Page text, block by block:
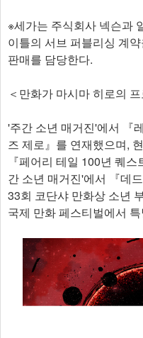
※세가는 주식회사 넥슨과
이틀의 서브 퍼블리싱 계
판매를 담당한다.
＜만화가 마시마 히로의 프
'주간 소년 매거진'에서 『
즈 제로』를 연재했으며,
『페어리 테일 100년 퀘
간 소년 매거진'에서 『데
33회 코단샤 만화상 소년
국제 만화 페스티벌에서